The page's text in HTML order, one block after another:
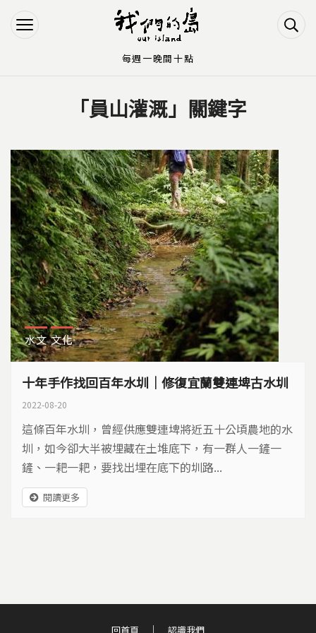
Jump to Navigation
Jump to Main content
「員山灌溉」關鍵字
水文 文化
十年手作找回百年水圳｜修復宜蘭雙連埤古水圳
2022-08-20
這條百年水圳，曾經供應雙連埤將近五十公頃農地的水
圳，如今卻大半被埋藏在土堆底下，有一群人一鏟一
鏟、一耙一耙，要找出埋在底下的圳路...
閱讀更多
回首頁 認識我們
每週一晚間十點